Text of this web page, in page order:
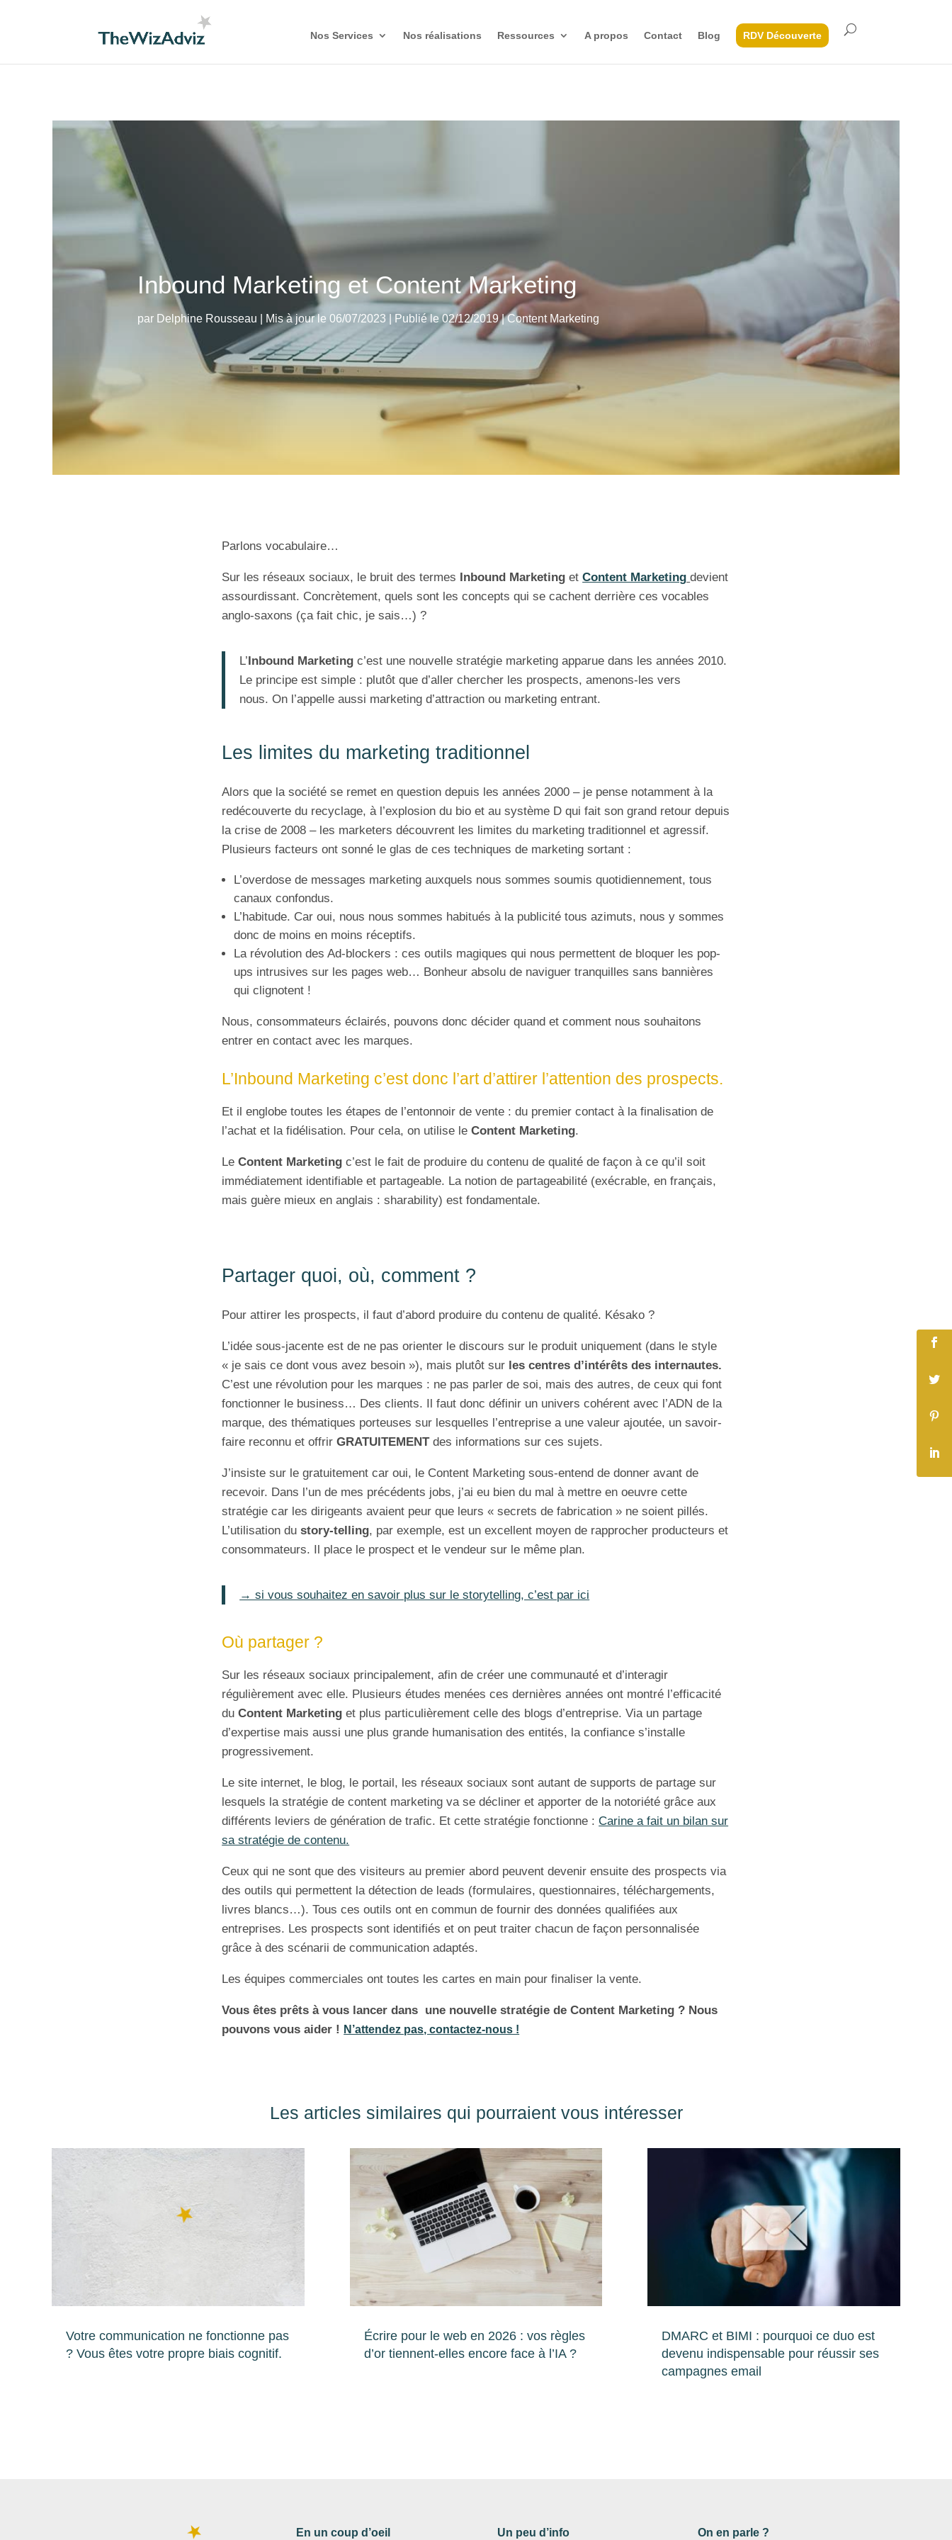
Nos Services Nos réalisations Ressources A propos Contact Blog RDV Découverte
Inbound Marketing et Content Marketing
par Delphine Rousseau Mis à jour le 06/07/2023 | Publié le 02/12/2019|Content Marketing
Parlons vocabulaire…
Sur les réseaux sociaux, le bruit des termes Inbound Marketing etContent Marketing devient
assourdissant. Concrètement, quels sont les concepts qui se cachent derrière ces vocables
anglo-saxons (ça fait chic, je sais…) ?
L’Inbound Marketing c’est une nouvelle stratégie marketing apparue dans les années 2010.
Le principe est simple : plutôt que d’aller chercher les prospects, amenons-les vers
nous. On l’appelle aussi marketing d’attraction ou marketing entrant.
Les limites du marketing traditionnel
Alors que la société se remet en question depuis les années 2000 – je pense notamment à la
redécouverte du recyclage, à l’explosion du bio et au système D qui fait son grand retour depuis
la crise de 2008 – les marketers découvrent les limites du marketing traditionnel et agressif.
Plusieurs facteurs ont sonné le glas de ces techniques de marketing sortant :
L’overdose de messages marketing auxquels nous sommes soumis quotidiennement, tous
canaux confondus.
L’habitude. Car oui, nous nous sommes habitués à la publicité tous azimuts, nous y sommes
donc de moins en moins réceptifs.
La révolution des Ad-blockers : ces outils magiques qui nous permettent de bloquer les pop-
ups intrusives sur les pages web… Bonheur absolu de naviguer tranquilles sans bannières
qui clignotent !
Nous, consommateurs éclairés, pouvons donc décider quand et comment nous souhaitons
entrer en contact avec les marques.
L’Inbound Marketing c’est donc l’art d’attirer l’attention des prospects.
Et il englobe toutes les étapes de l’entonnoir de vente : du premier contact à la finalisation de
l’achat et la fidélisation. Pour cela, on utilise leContent Marketing.
LeContent Marketing c’est le fait de produire du contenu de qualité de façon à ce qu’il soit
immédiatement identifiable et partageable. La notion de partageabilité (exécrable, en français,
mais guère mieux en anglais : sharability) est fondamentale.
Partager quoi, où, comment ?
Pour attirer les prospects, il faut d’abord produire du contenu de qualité. Késako ?
L’idée sous-jacente est de ne pas orienter le discours sur le produit uniquement (dans le style
« je sais ce dont vous avez besoin »), mais plutôt sur les centres d’intérêts des internautes.
C’est une révolution pour les marques : ne pas parler de soi, mais des autres, de ceux qui font
fonctionner le business… Des clients. Il faut donc définir un univers cohérent avec l’ADN de la
marque, des thématiques porteuses sur lesquelles l’entreprise a une valeur ajoutée, un savoir-
faire reconnu et offrirGRATUITEMENTdes informations sur ces sujets.
J’insiste sur le gratuitement car oui, le Content Marketing sous-entend de donner avant de
recevoir. Dans l’un de mes précédents jobs, j’ai eu bien du mal à mettre en oeuvre cette
stratégie car les dirigeants avaient peur que leurs « secrets de fabrication » ne soient pillés.
L’utilisation dustory-telling, par exemple, est un excellent moyen de rapprocher producteurs et
consommateurs. Il place le prospect et le vendeur sur le même plan.
→ si vous souhaitez en savoir plus sur le storytelling, c’est par ici
Où partager ?
Sur les réseaux sociaux principalement, afin de créer une communauté et d’interagir
régulièrement avec elle. Plusieurs études menées ces dernières années ont montré l’efficacité
duContent Marketing et plus particulièrement celle des blogs d’entreprise. Via un partage
d’expertise mais aussi une plus grande humanisation des entités, la confiance s’installe
progressivement.
Le site internet, le blog, le portail, les réseaux sociaux sont autant de supports de partage sur
lesquels la stratégie de content marketing va se décliner et apporter de la notoriété grâce aux
différents leviers de génération de trafic. Et cette stratégie fonctionne :Carine a fait un bilan sur
sa stratégie de contenu.
Ceux qui ne sont que des visiteurs au premier abord peuvent devenir ensuite des prospects via
des outils qui permettent la détection de leads (formulaires, questionnaires, téléchargements,
livres blancs…). Tous ces outils ont en commun de fournir des données qualifiées aux
entreprises. Les prospects sont identifiés et on peut traiter chacun de façon personnalisée
grâce à des scénarii de communication adaptés.
Les équipes commerciales ont toutes les cartes en main pour finaliser la vente.
Vous êtes prêts à vous lancer dans une nouvelle stratégie de Content Marketing ? Nous
pouvons vous aider ! N’attendez pas, contactez-nous !
Les articles similaires qui pourraient vous intéresser
Votre communication ne fonctionne pas
? Vous êtes votre propre biais cognitif.
Écrire pour le web en 2026 : vos règles
d’or tiennent-elles encore face à l’IA ?
DMARC et BIMI : pourquoi ce duo est
devenu indispensable pour réussir ses
campagnes email
En un coup d’oeil Un peu d’info On en parle ?